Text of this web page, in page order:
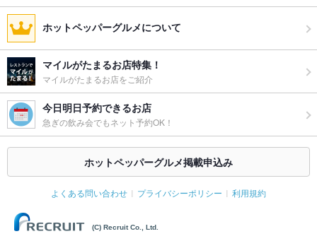
ホットペッパーグルメについて
マイルがたまるお店特集！
マイルがたまるお店をご紹介
今日明日予約できるお店
急ぎの飲み会でもネット予約OK！
ホットペッパーグルメ掲載申込み
よくある問い合わせ プライバシーポリシー 利用規約
(C) Recruit Co., Ltd.